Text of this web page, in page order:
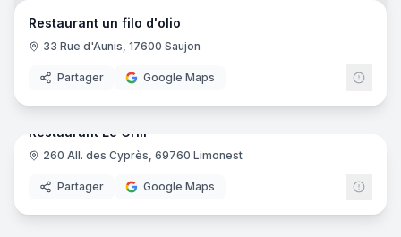
Restaurant un filo d'olio
33 Rue d'Aunis, 17600 Saujon
Partager Google Maps
Restaurant Le Grill
260 All. des Cyprès, 69760 Limonest
Partager Google Maps
10